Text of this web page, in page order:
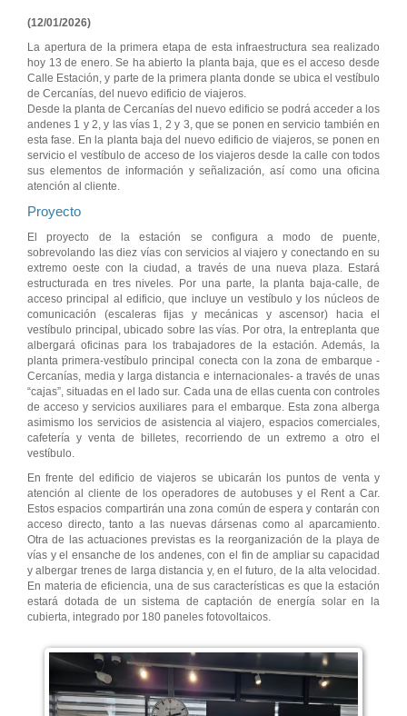
(12/01/2026)
La apertura de la primera etapa de esta infraestructura sea realizado
hoy 13 de enero. Se ha abierto la planta baja, que es el acceso desde
Calle Estación, y parte de la primera planta donde se ubica el vestíbulo
de Cercanías, del nuevo edificio de viajeros.
Desde la planta de Cercanías del nuevo edificio se podrá acceder a los
andenes 1 y 2, y las vías 1, 2 y 3, que se ponen en servicio también en
esta fase. En la planta baja del nuevo edificio de viajeros, se ponen en
servicio el vestíbulo de acceso de los viajeros desde la calle con todos
sus elementos de información y señalización, así como una oficina
atención al cliente.
Proyecto
El proyecto de la estación se configura a modo de puente,
sobrevolando las diez vías con servicios al viajero y conectando en su
extremo oeste con la ciudad, a través de una nueva plaza. Estará
estructurada en tres niveles. Por una parte, la planta baja-calle, de
acceso principal al edificio, que incluye un vestíbulo y los núcleos de
comunicación (escaleras fijas y mecánicas y ascensor) hacia el
vestíbulo principal, ubicado sobre las vías. Por otra, la entreplanta que
albergará oficinas para los trabajadores de la estación. Además, la
planta primera-vestíbulo principal conecta con la zona de embarque -
Cercanías, media y larga distancia e internacionales- a través de unas
“cajas”, situadas en el lado sur. Cada una de ellas cuenta con controles
de acceso y servicios auxiliares para el embarque. Esta zona alberga
asimismo los servicios de asistencia al viajero, espacios comerciales,
cafetería y venta de billetes, recorriendo de un extremo a otro el
vestíbulo.
En frente del edificio de viajeros se ubicarán los puntos de venta y
atención al cliente de los operadores de autobuses y el Rent a Car.
Estos espacios compartirán una zona común de espera y contarán con
acceso directo, tanto a las nuevas dársenas como al aparcamiento.
Otra de las actuaciones previstas es la reorganización de la playa de
vías y el ensanche de los andenes, con el fin de ampliar su capacidad
y albergar trenes de larga distancia y, en el futuro, de la alta velocidad.
En materia de eficiencia, una de sus características es que la estación
estará dotada de un sistema de captación de energía solar en la
cubierta, integrado por 180 paneles fotovoltaicos.